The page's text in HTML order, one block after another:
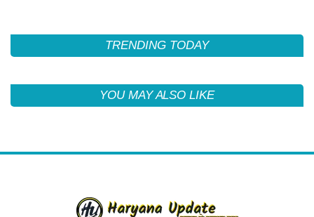
TRENDING TODAY
YOU MAY ALSO LIKE